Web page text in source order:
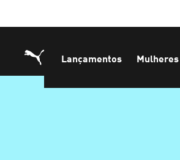
Lançamentos Mulheres